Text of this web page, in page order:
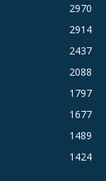
2970
2914
2437
2088
1797
1677
1489
1424